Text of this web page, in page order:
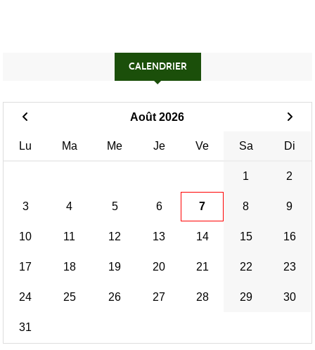
CALENDRIER
Août 2026
Lu Ma Me Je Ve Sa Di
1 2
3 4 5 6 7 8 9
10 11 12 13 14 15 16
17 18 19 20 21 22 23
24 25 26 27 28 29 30
31